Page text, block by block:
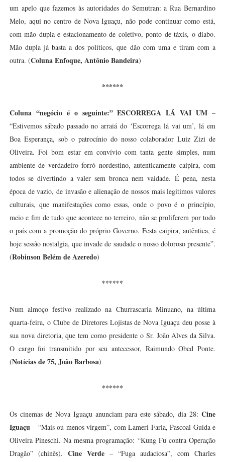
um apelo que fazemos às autoridades do Semutran: a Rua Bernardino
Melo, aqui no centro de Nova Iguaçu, não pode continuar como está,
com mão dupla e estacionamento de coletivo, ponto de táxis, o diabo.
Mão dupla já basta a dos políticos, que dão com uma e tiram com a
outra. (Coluna Enfoque, Antônio Bandeira)
******
Coluna “negócio é o seguinte:” ESCORREGA LÁ VAI UM –
“Estivemos sábado passado no arraiá do ‘Escorrega lá vai um’, lá em
Boa Esperança, sob o patrocínio do nosso colaborador Luiz Zizi de
Oliveira. Foi bom estar em convívio com tanta gente simples, num
ambiente de verdadeiro forró nordestino, autenticamente caipira, com
todos se divertindo a valer sem bronca nem vaidade. É pena, nesta
época de vazio, de invasão e alienação de nossos mais legítimos valores
culturais, que manifestações como essas, onde o povo é o princípio,
meio e fim de tudo que acontece no terreiro, não se proliferem por todo
o país com a promoção do próprio Governo. Festa caipira, autêntica, é
hoje sessão nostalgia, que invade de saudade o nosso doloroso presente”.
(Robinson Belém de Azeredo)
******
Num almoço festivo realizado na Churrascaria Minuano, na última
quarta-feira, o Clube de Diretores Lojistas de Nova Iguaçu deu posse à
sua nova diretoria, que tem como presidente o Sr. João Alves da Silva.
O cargo foi transmitido por seu antecessor, Raimundo Obed Ponte.
(Notícias de 75, João Barbosa)
******
Os cinemas de Nova Iguaçu anunciam para este sábado, dia 28:Cine
Iguaçu– “Mais ou menos virgem”, com Lameri Faria, Pascoal Guida e
Oliveira Pineschi. Na mesma programação: “Kung Fu contra Operação
Dragão” (chinês). Cine Verde – “Fuga audaciosa”, com Charles